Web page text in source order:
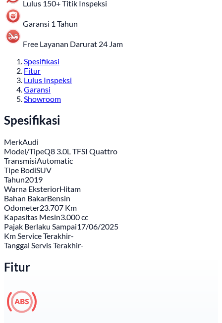
Lulus 150+ Titik Inspeksi
Garansi 1 Tahun
Free Layanan Darurat 24 Jam
Spesifikasi
Fitur
Lulus Inspeksi
Garansi
Showroom
Spesifikasi
MerkAudi
Model/TipeQ8 3.0L TFSI Quattro
TransmisiAutomatic
Tipe BodiSUV
Tahun2019
Warna EksteriorHitam
Bahan BakarBensin
Odometer23.707 Km
Kapasitas Mesin3.000 cc
Pajak Berlaku Sampai17/06/2025
Km Service Terakhir-
Tanggal Servis Terakhir-
Fitur